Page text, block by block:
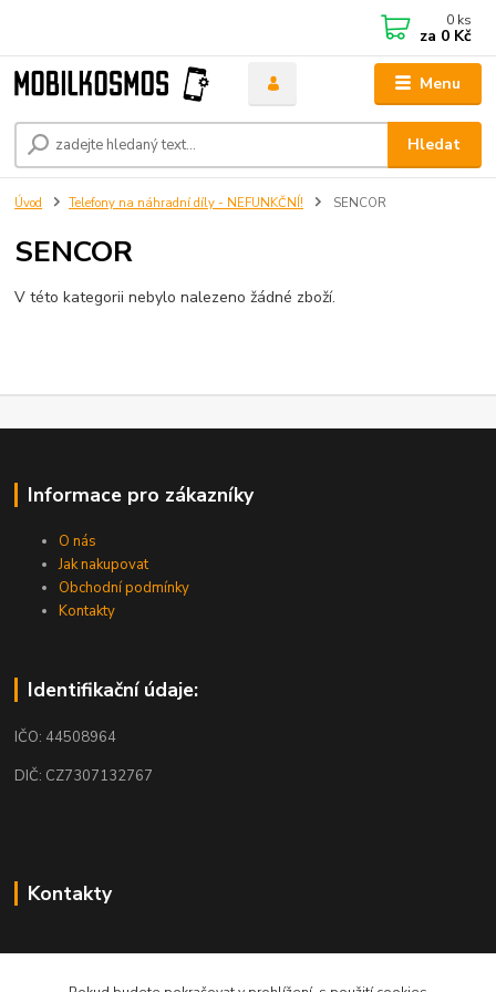
Menu
Hledat
0 ks
za 0 Kč
Úvod Telefony na náhradní díly - NEFUNKČNÍ! SENCOR
SENCOR
V této kategorii nebylo nalezeno žádné zboží.
Informace pro zákazníky
O nás
Jak nakupovat
Obchodní podmínky
Kontakty
Identifikační údaje:
IČO: 44508964
DIČ: CZ7307132767
Kontakty